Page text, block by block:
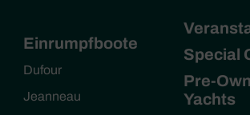
Einrumpfboote
Dufour
Jeanneau
Special
Pre-
Yachts